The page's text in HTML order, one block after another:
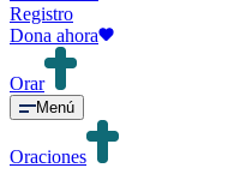
Registro
Dona ahora
Orar
Menú
Oraciones